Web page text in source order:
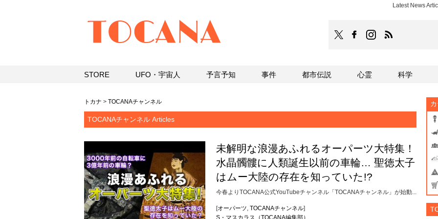
Latest News
TOCANAのFacebookはこち
TOCANAのinstagram
トカナ > TOCANAチャンネル
TOCANAチャンネル Articles
未解明な浪漫あふれるオーパーツ大特集！
水晶髑髏に人類誕生以前の車輪… 聖徳太子
はムー大陸の存在を知っていた!?
今春よりTOCANA公式YouTubeチャンネル「TOCANAチャンネル」が始動...
[オーパーツ, TOCANAチャンネル]
S・マスカラス（TOCANA編集部）
STORE UFO・宇宙人 予言予知 事件 都市伝説 心霊 科学